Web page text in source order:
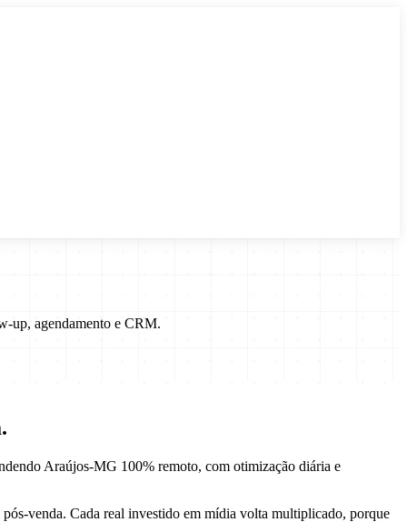
up, agendamento e CRM.
Araújos-MG 100% remoto, com otimização diária e
venda. Cada real investido em mídia volta multiplicado, porque